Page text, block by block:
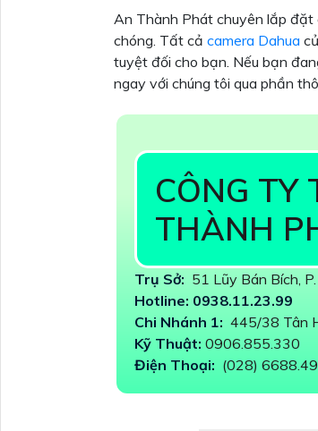
An Thành Phát chuyên lắp đặt
chóng. Tất cả camera Dahua
tuyệt đối cho bạn. Nếu bạn
ngay với chúng tôi qua phần
CÔNG
THÀNH
Trụ Sở: 51 Lũy Bán Bích,
Hotline: 0938.11.23.99
Chi Nhánh 1: 445/38 Tân
Kỹ Thuật: 0906.855.330
Điện Thoại: (028)